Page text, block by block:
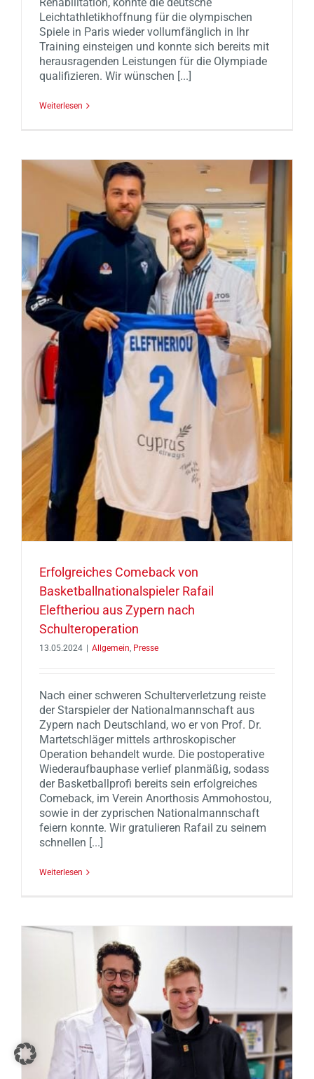
Leichtathletikhoffnung für die olympischen
Spiele in Paris wieder vollumfänglich in Ihr
Training einsteigen und konnte sich bereits mit
herausragenden Leistungen für die Olympiade
qualifizieren. Wir wünschen [...]
Weiterlesen
Erfolgreiches Comeback von
Basketballnationalspieler Rafail
Eleftheriou aus Zypern nach
Schulteroperation
13.05.2024 Allgemein, Presse
Nach einer schweren Schulterverletzung reiste
der Starspieler der Nationalmannschaft aus
Zypern nach Deutschland, wo er von Prof. Dr.
Martetschläger mittels arthroskopischer
Operation behandelt wurde. Die postoperative
Wiederaufbauphase verlief planmäßig, sodass
der Basketballprofi bereits sein erfolgreiches
Comeback, im Verein Anorthosis Ammohostou,
sowie in der zyprischen Nationalmannschaft
feiern konnte. Wir gratulieren Rafail zu seinem
schnellen [...]
Weiterlesen